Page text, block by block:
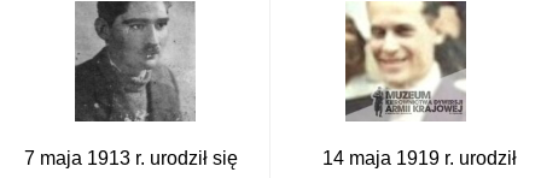
7 maja 1913 r. urodził się
14 maja 1919 r. urodził